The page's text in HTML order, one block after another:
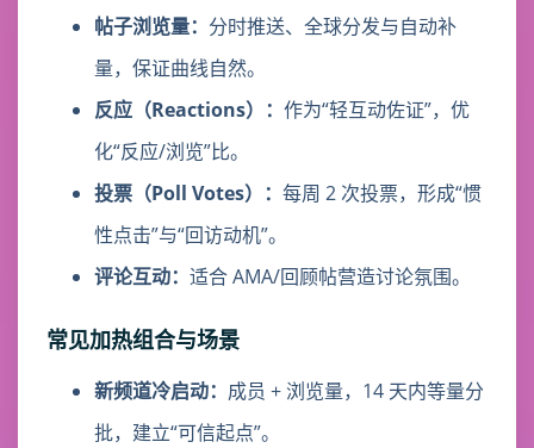
帖子浏览量： 分时推送、全球分发与自动补
量，保证曲线自然。
反应（Reactions）： 作为“轻互动佐证”，优
化“反应/浏览”比。
投票（Poll Votes）： 每周 2 次投票，形成“惯
性点击”与“回访动机”。
评论互动： 适合 AMA/回顾帖营造讨论氛围。
常见加热组合与场景
新频道冷启动： 成员 + 浏览量，14 天内等量分
批，建立“可信起点”。